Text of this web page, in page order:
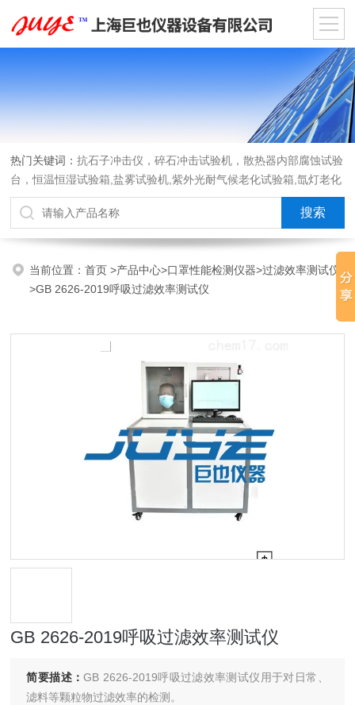
热门关键词：抗石子冲击仪，碎石冲击试验机，散热器内部腐蚀试验
台，恒温恒湿试验箱,盐雾试验机,紫外光耐气候老化试验箱,氙灯老化
试验箱，沙尘试验箱，淋雨试验箱，汽车内饰材料燃烧试验机
当前位置：首页>产品中心>口罩性能检测仪器>过滤效率测试仪
>GB 2626-2019呼吸过滤效率测试仪
GB 2626-2019呼吸过滤效率测试仪
简要描述：GB 2626-2019呼吸过滤效率测试仪用于对日常、
滤料等颗粒物过滤效率的检测。